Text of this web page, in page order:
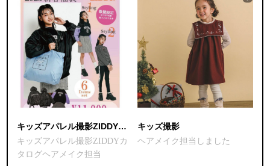
キッズアパレル撮影ZIDDYカタログヘアメイク担当
キッズアパレル撮影ZIDDYカ
タログヘアメイク担当
キッズ撮影
ヘアメイク担当しました